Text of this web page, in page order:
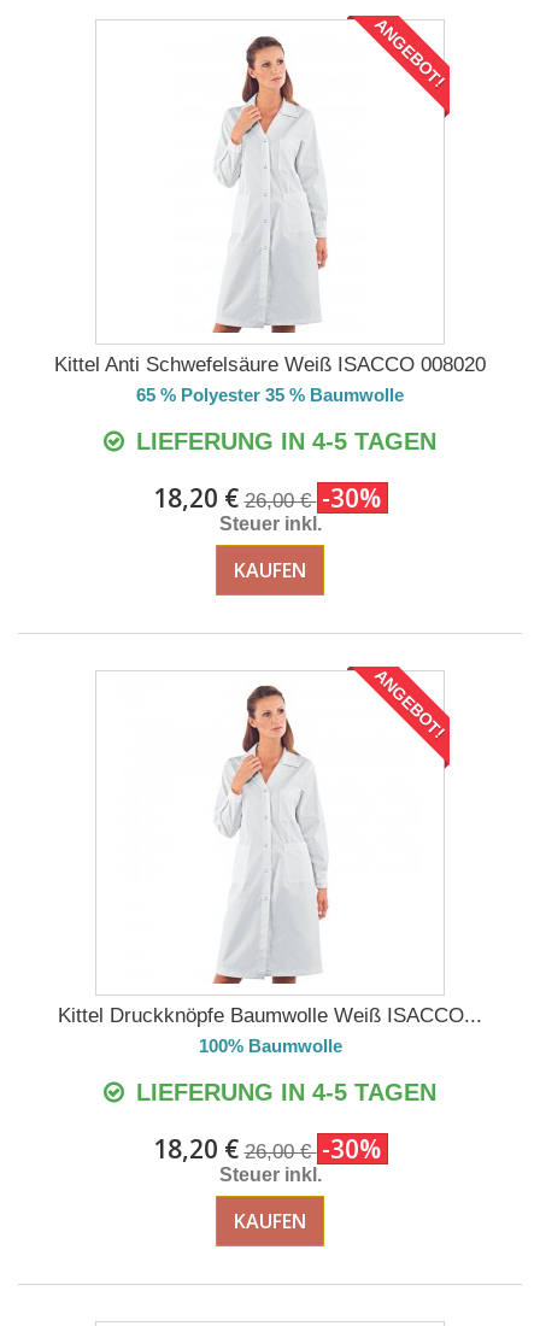
ANGEBOT!
Kittel Anti Schwefelsäure Weiß ISACCO 008020
65 % Polyester 35 % Baumwolle
LIEFERUNG IN 4-5 TAGEN
18,20 €26,00 € -30%
Steuer inkl.
KAUFEN
ANGEBOT!
Kittel Druckknöpfe Baumwolle Weiß ISACCO...
100% Baumwolle
LIEFERUNG IN 4-5 TAGEN
18,20 €26,00 € -30%
Steuer inkl.
KAUFEN